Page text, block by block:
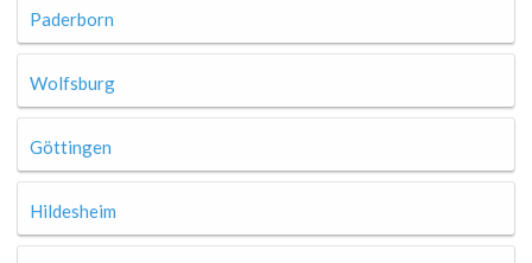
Paderborn
Wolfsburg
Göttingen
Hildesheim